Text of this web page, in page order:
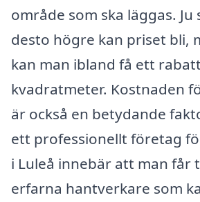
område som ska läggas.
desto högre kan priset bli,
kan man ibland få ett
kvadratmeter. Kostnaden
är också en betydande
ett professionellt företag
i Luleå innebär att man får
erfarna hantverkare som